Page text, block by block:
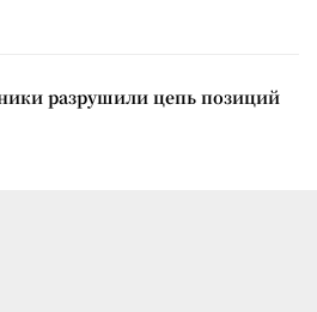
разрушили цепь позиций